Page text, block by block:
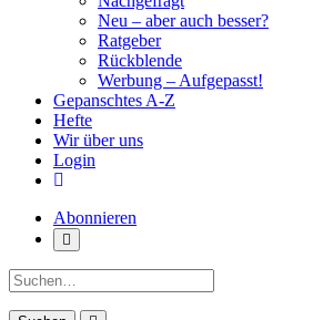
Neu – aber auch besser?
Ratgeber
Rückblende
Werbung – Aufgepasst!
Gepanschtes A-Z
Hefte
Wir über uns
Login
Abonnieren
Suche: